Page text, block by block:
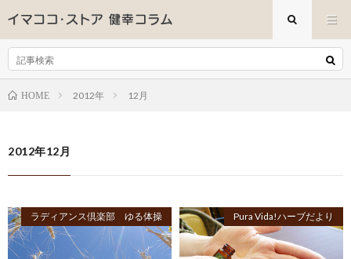
HOME 2012年 12月
2012年12月
ラディアンス倶楽部 ゆる体操 Pura Vida!ハーブだより